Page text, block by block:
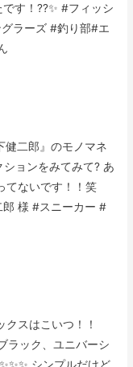
す！??✨ #フィッシ
ラーズ #釣り部#エ
健二郎』のモノマネ
ョンをみてみて? あ
てないです！！笑
郎 様 #スニーカー #
スはこいつ！！
ラック、ユニバーシ